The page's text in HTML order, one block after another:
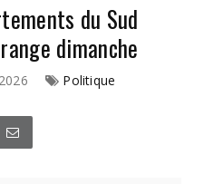
du Sud
dimanche
Politique